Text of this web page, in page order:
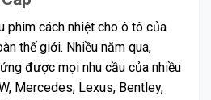
phim cách nhiệt cho ô tô của
thế giới. Nhiều năm qua,
được mọi nhu cầu của nhiều
Mercedes, Lexus, Bentley,